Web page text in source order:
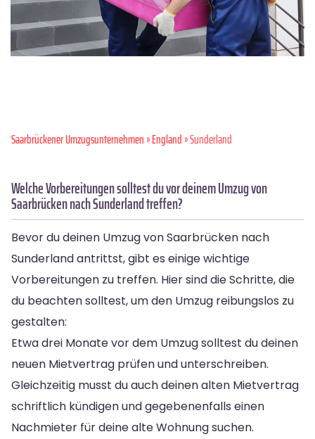
Saarbrückener Umzugsunternehmen»England» Sunderland
Welche Vorbereitungen solltest du vor deinem Umzug von
Saarbrücken nach Sunderland treffen?
Bevor du deinen Umzug von Saarbrücken nach
Sunderland antrittst, gibt es einige wichtige
Vorbereitungen zu treffen. Hier sind die Schritte, die
du beachten solltest, um den Umzug reibungslos zu
gestalten:
Etwa drei Monate vor dem Umzug solltest du deinen
neuen Mietvertrag prüfen und unterschreiben.
Gleichzeitig musst du auch deinen alten Mietvertrag
schriftlich kündigen und gegebenenfalls einen
Nachmieter für deine alte Wohnung suchen.